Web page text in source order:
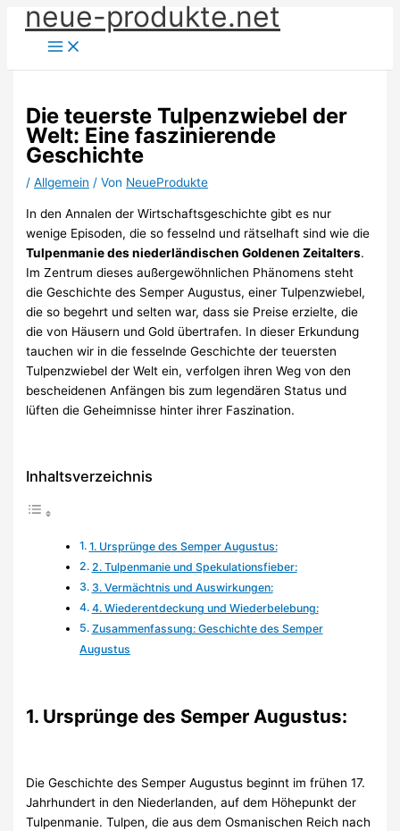
Zum
Inhalt
springen
neue-produkte.net
Die teuerste Tulpenzwiebel der
Welt: Eine faszinierende
Geschichte
/Allgemein / Von NeueProdukte
In den Annalen der Wirtschaftsgeschichte gibt es nur
wenige Episoden, die so fesselnd und rätselhaft sind wie die
Tulpenmanie des niederländischen Goldenen Zeitalters.
Im Zentrum dieses außergewöhnlichen Phänomens steht
die Geschichte des Semper Augustus, einer Tulpenzwiebel,
die so begehrt und selten war, dass sie Preise erzielte, die
die von Häusern und Gold übertrafen. In dieser Erkundung
tauchen wir in die fesselnde Geschichte der teuersten
Tulpenzwiebel der Welt ein, verfolgen ihren Weg von den
bescheidenen Anfängen bis zum legendären Status und
lüften die Geheimnisse hinter ihrer Faszination.
Inhaltsverzeichnis
1. Ursprünge des Semper Augustus:
2. Tulpenmanie und Spekulationsfieber:
3. Vermächtnis und Auswirkungen:
4. Wiederentdeckung und Wiederbelebung:
Zusammenfassung: Geschichte des Semper
Augustus
1. Ursprünge des Semper Augustus:
Die Geschichte des Semper Augustus beginnt im frühen 17.
Jahrhundert in den Niederlanden, auf dem Höhepunkt der
Tulpenmanie. Tulpen, die aus dem Osmanischen Reich nach